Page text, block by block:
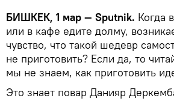
БИШКЕК, 1 мар — Sputnik. Когда
или в кафе едите долму,
чувство, что такой шедевр
не приготовить? Если да, то
мы не знаем, как приготовить
Это знает повар Данияр